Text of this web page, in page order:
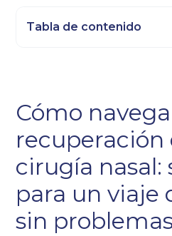
Cómo
recuperación
cirugía nasal:
para un viaje
sin
Tabla de contenido
Epígrafe 4
Epígrafe 5
Epígrafe 6